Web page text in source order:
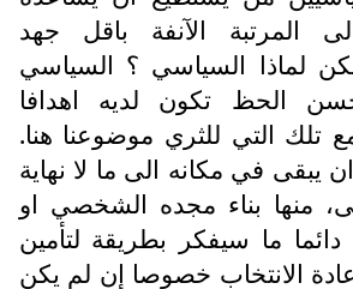
المرتبة الآنفة باقل جهد
لماذا السياسي ؟ السياسي
الحظ تكون لديه اهدافا
تلك التي للثري موضوعنا هنا.
يبقى في مكانه الى ما لا نهاية
منها بناء مجده الشخصي او
دائما ما سيفكر بطريقة لتأمين
الانتخاب خصوصا إن لم يكن